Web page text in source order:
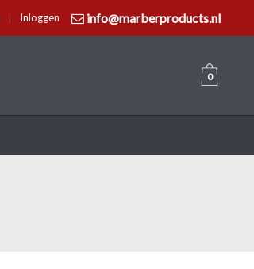
info@marberproducts.nl
Inloggen
0